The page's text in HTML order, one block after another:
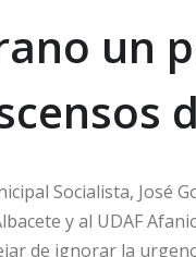
un
Socialista, José
y al UDAF
de ignorar la